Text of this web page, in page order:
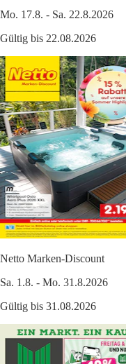
Mo. 17.8. - Sa. 22.8.2026
Gültig bis 22.08.2026
Netto Marken-Discount
Sa. 1.8. - Mo. 31.8.2026
Gültig bis 31.08.2026